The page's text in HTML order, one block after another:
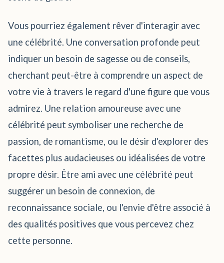
Vous pourriez également rêver d'interagir avec
une célébrité. Une conversation profonde peut
indiquer un besoin de sagesse ou de conseils,
cherchant peut-être à comprendre un aspect de
votre vie à travers le regard d'une figure que vous
admirez. Une relation amoureuse avec une
célébrité peut symboliser une recherche de
passion, de romantisme, ou le désir d'explorer des
facettes plus audacieuses ou idéalisées de votre
propre désir. Être ami avec une célébrité peut
suggérer un besoin de connexion, de
reconnaissance sociale, ou l'envie d'être associé à
des qualités positives que vous percevez chez
cette personne.